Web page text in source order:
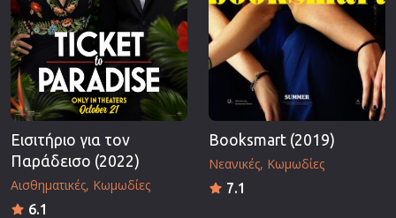
Εισιτήριο για τον
Παράδεισο (2022)
Αισθηματικές Κωμωδίες
6.1
Booksmart (2019)
Νεανικές Κωμωδίες
7.1